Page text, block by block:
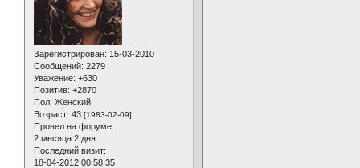
Зарегистрирован: 15-03-2010
Сообщений: 2279
Уважение: +630
Позитив: +2870
Пол: Женский
Возраст: 43 [1983-02-09]
Провел на форуме:
2 месяца 2 дня
Последний визит:
18-04-2012 00:58:35